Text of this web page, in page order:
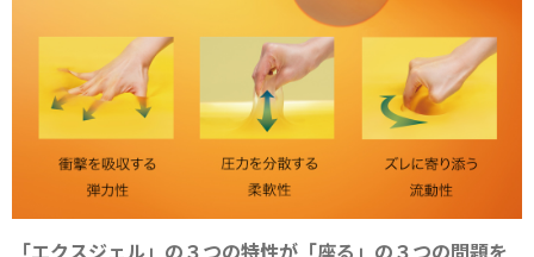
「エクスジェル」の３つの特性が「座る」の３つの問題を